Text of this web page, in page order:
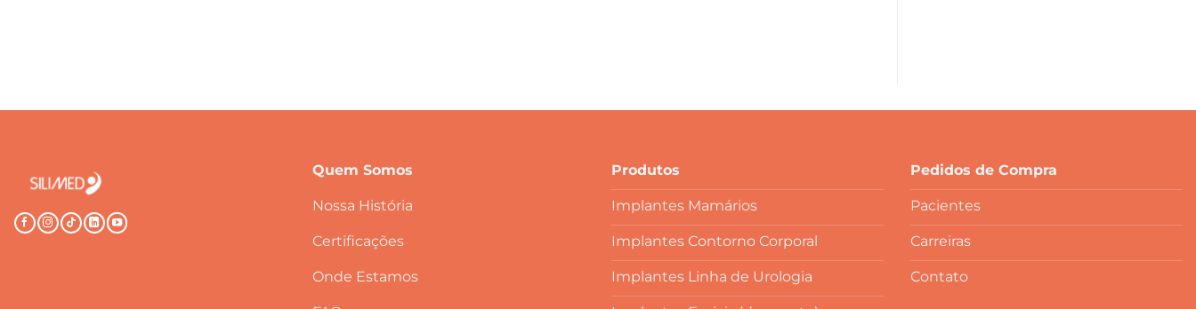
Quem Somos
Nossa História
Certificações
Onde Estamos
Produtos
Implantes Mamários
Implantes Contorno Corporal
Implantes Linha de Urologia
Pedidos de Compra
Pacientes
Carreiras
Contato